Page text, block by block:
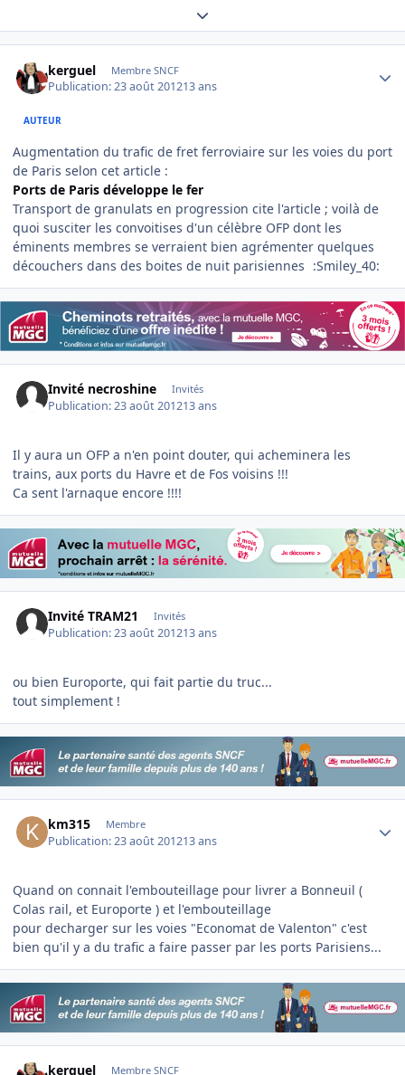
Expand topic overview
kerguel Membre SNCF
Publication:23 août 201213 ans
AUTEUR
Augmentation du trafic de fret ferroviaire sur les voies du port
de Paris selon cet article :
Ports de Paris développe le fer
Transport de granulats en progression cite l'article ; voilà de
quoi susciter les convoitises d'un célèbre OFP dont les
éminents membres se verraient bien agrémenter quelques
découchers dans des boites de nuit parisiennes :Smiley_40:
Invité necroshine Invités
Publication:23 août 201213 ans
Il y aura un OFP a n'en point douter, qui acheminera les
trains, aux ports du Havre et de Fos voisins !!!
Ca sent l'arnaque encore !!!!
Invité TRAM21 Invités
Publication:23 août 201213 ans
ou bien Europorte, qui fait partie du truc...
tout simplement !
km315 Membre
Publication:23 août 201213 ans
Quand on connait l'embouteillage pour livrer a Bonneuil (
Colas rail, et Europorte ) et l'embouteillage
pour decharger sur les voies "Economat de Valenton" c'est
bien qu'il y a du trafic a faire passer par les ports Parisiens...
kerguel Membre SNCF